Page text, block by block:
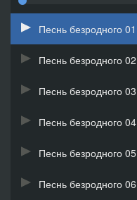
Песнь безродного 01
Песнь безродного 02
Песнь безродного 03
Песнь безродного 04
Песнь безродного 05
Песнь безродного 06